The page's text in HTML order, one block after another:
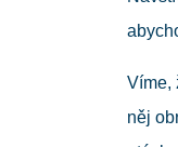
Víme,
něj